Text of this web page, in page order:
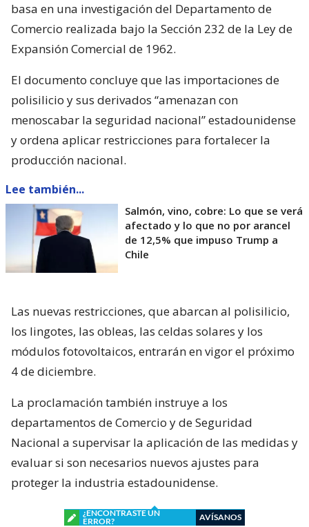
basa en una investigación del Departamento de
Comercio realizada bajo la Sección 232 de la Ley de
Expansión Comercial de 1962.
El documento concluye que las importaciones de
polisilicio y sus derivados “amenazan con
menoscabar la seguridad nacional” estadounidense
y ordena aplicar restricciones para fortalecer la
producción nacional.
Lee también...
Salmón, vino, cobre: Lo que se verá
afectado y lo que no por arancel
de 12,5% que impuso Trump a
Chile
Las nuevas restricciones, que abarcan al polisilicio,
los lingotes, las obleas, las celdas solares y los
módulos fotovoltaicos, entrarán en vigor el próximo
4 de diciembre.
La proclamación también instruye a los
departamentos de Comercio y de Seguridad
Nacional a supervisar la aplicación de las medidas y
evaluar si son necesarios nuevos ajustes para
proteger la industria estadounidense.
¿ENCONTRASTE UN
ERROR?
AVÍSANOS